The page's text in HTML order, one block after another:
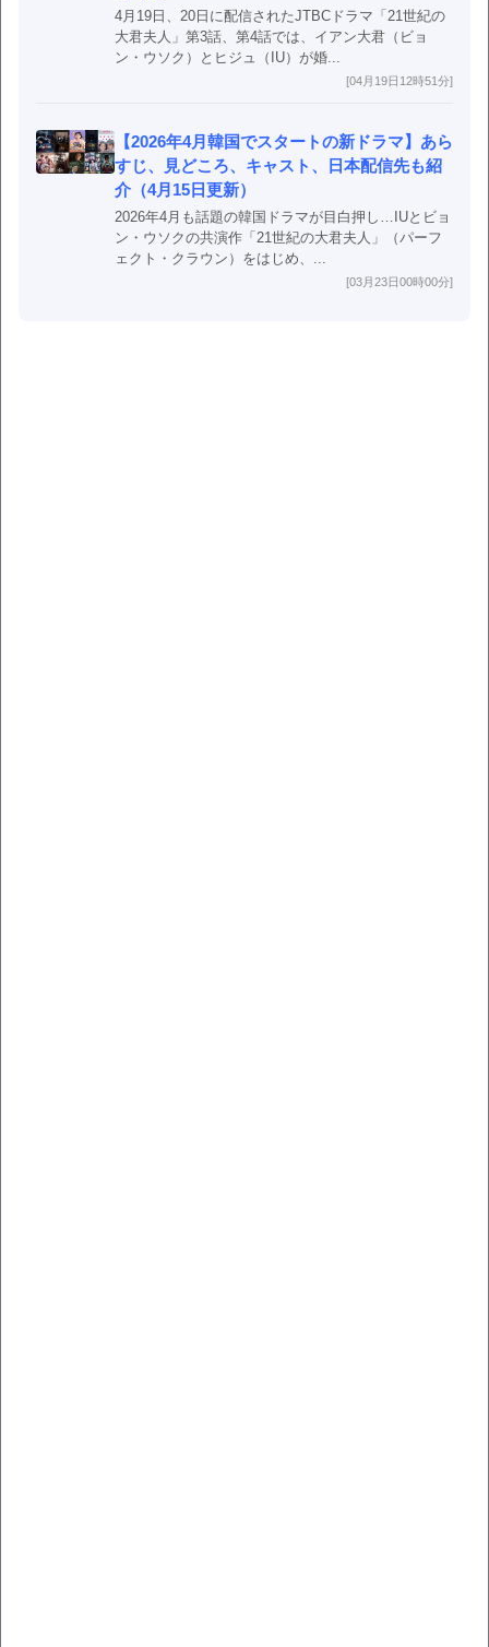
4月19日、20日に配信されたJTBCドラマ「21世紀の
大君夫人」第3話、第4話では、イアン大君（ビョ
ン・ウソク）とヒジュ（IU）が婚...
[04月19日12時51分]
【2026年4月韓国でスタートの新ドラマ】あら
すじ、見どころ、キャスト、日本配信先も紹
介（4月15日更新）
2026年4月も話題の韓国ドラマが目白押し…IUとビョ
ン・ウソクの共演作「21世紀の大君夫人」（パーフ
ェクト・クラウン）をはじめ、...
[03月23日00時00分]